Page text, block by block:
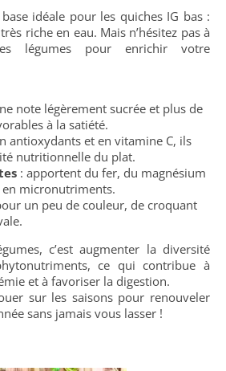
idéale pour les quiches IG bas :
riche en eau. Mais n’hésitez pas à
légumes pour enrichir votre
note légèrement sucrée et plus de
à la satiété.
antioxydants et en vitamine C, ils
nutritionnelle du plat.
: apportent du fer, du magnésium
micronutriments.
un peu de couleur, de croquant
c’est augmenter la diversité
ce qui contribue à
et à favoriser la digestion.
sur les saisons pour renouveler
sans jamais vous lasser !